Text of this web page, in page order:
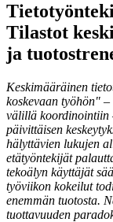
Tilastot
ja
Keskimääräinen
koskevaan työhön"
välillä koordinointiin
päivittäisen
hälyttävien lukujen
etätyöntekijät
tekoälyn käyttäjät
työviikon kokeilut
enemmän tuotosta.
tuottavuuden